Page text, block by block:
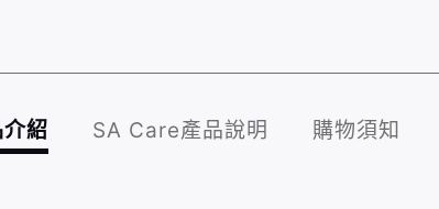
紹 SA Care產品說明 購物須知